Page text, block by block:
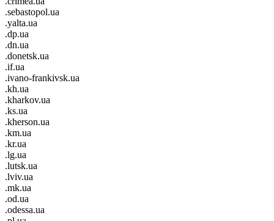
.sebastopol.ua
.yalta.ua
.dp.ua
.dn.ua
.donetsk.ua
.if.ua
.ivano-frankivsk.ua
.kh.ua
.kharkov.ua
.ks.ua
.kherson.ua
.km.ua
.kr.ua
.lg.ua
.lutsk.ua
.lviv.ua
.mk.ua
.od.ua
.odessa.ua